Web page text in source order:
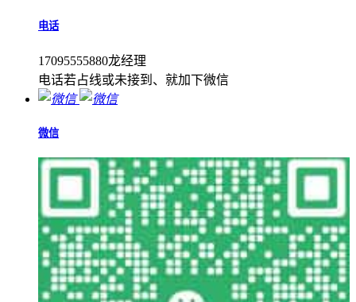
电话
17095555880龙经理
电话若占线或未接到、就加下微信
微信